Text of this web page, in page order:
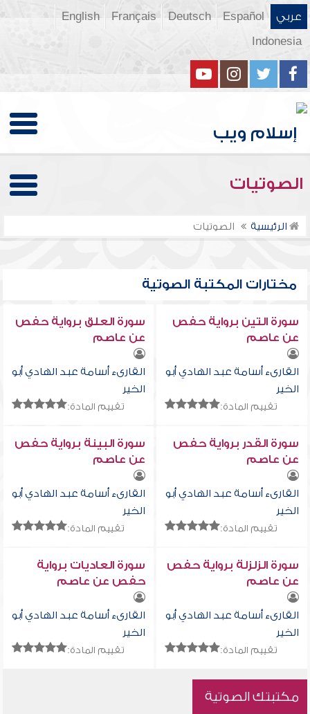
عربي Español
Deutsch
Français
English
Indonesia
الصوتيات
الرئيسية الصوتيات
مختارات المكتبة الصوتية
سورة التين برواية حفص
عن عاصم
القارىء أسامة عبد الهادي أبو
الخير
تقييم المادة:
سورة العلق برواية حفص
عن عاصم
القارىء أسامة عبد الهادي أبو
الخير
تقييم المادة:
سورة القدر برواية حفص
عن عاصم
القارىء أسامة عبد الهادي أبو
الخير
تقييم المادة:
سورة البينة برواية حفص
عن عاصم
القارىء أسامة عبد الهادي أبو
الخير
تقييم المادة:
سورة الزلزلة برواية حفص
عن عاصم
القارىء أسامة عبد الهادي أبو
الخير
تقييم المادة:
سورة العاديات برواية
حفص عن عاصم
القارىء أسامة عبد الهادي أبو
الخير
تقييم المادة:
مكتبتك الصوتية